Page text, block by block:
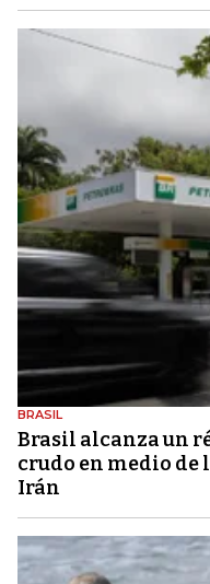
BRASIL
Brasil alcanza un
crudo en medio de
Irán